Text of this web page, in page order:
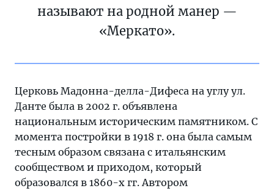
называют на родной манер —
«Меркато».
Церковь Мадонна-делла-Дифеса на углу ул.
Данте была в 2002 г. объявлена
национальным историческим памятником. С
момента постройки в 1918 г. она была самым
тесным образом связана с итальянским
сообществом и приходом, который
образовался в 1860-х гг. Автором